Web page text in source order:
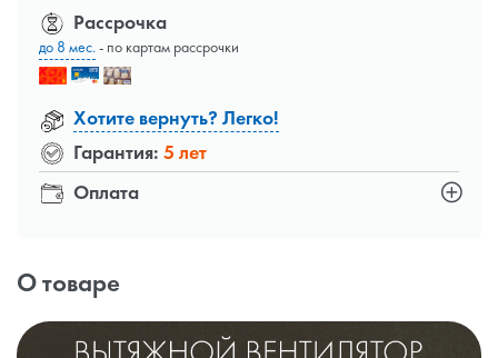
Оплата
Рассрочка
до 8 мес.- по картам рассрочки
Хотите вернуть? Легко!
Гарантия: 5 лет
О товаре